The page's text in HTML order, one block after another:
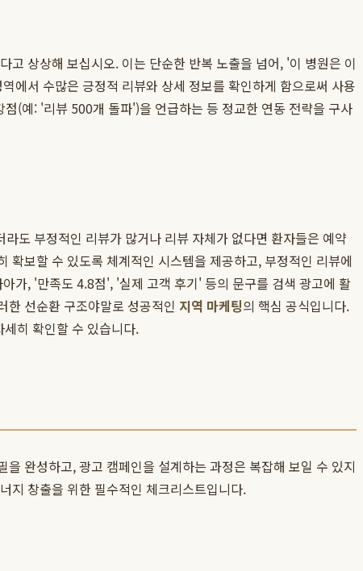
상상해 보십시오. 이는 단순한 반복 노출을 넘어, '이 병원은 이
에서 수많은 긍정적 리뷰와 상세 정보를 확인하게 함으로써 사용
(예: '리뷰 500개 돌파')을 언급하는 등 정교한 연동 전략을 구사
도 부정적인 리뷰가 많거나 리뷰 자체가 없다면 환자들은 예약
확보할 수 있도록 체계적인 시스템을 제공하고, 부정적인 리뷰에
가, '만족도 4.8점', '실제 고객 후기' 등의 문구를 검색 광고에 활
한 선순환 구조야말로 성공적인 지역 마케팅의 핵심 공식입니다.
세히 확인할 수 있습니다.
완성하고, 광고 캠페인을 설계하는 과정은 복잡해 보일 수 있지
지 창출을 위한 필수적인 체크리스트입니다.